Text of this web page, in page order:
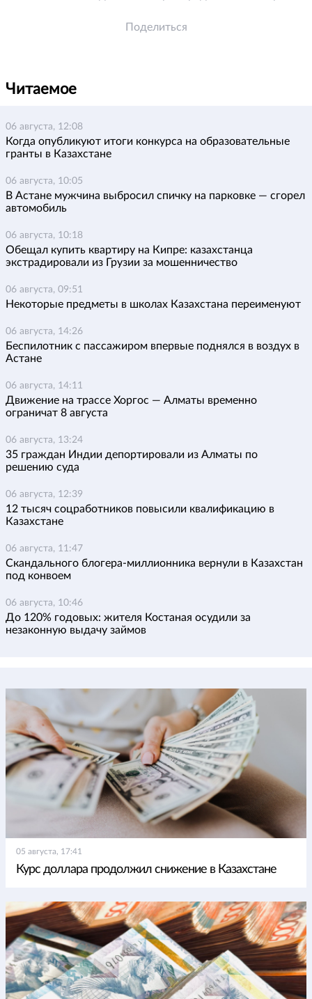
Поделиться
Читаемое
06 августа, 12:08
Когда опубликуют итоги конкурса на образовательные
гранты в Казахстане
06 августа, 10:05
В Астане мужчина выбросил спичку на парковке — сгорел
автомобиль
06 августа, 10:18
Обещал купить квартиру на Кипре: казахстанца
экстрадировали из Грузии за мошенничество
06 августа, 09:51
Некоторые предметы в школах Казахстана переименуют
06 августа, 14:26
Беспилотник с пассажиром впервые поднялся в воздух в
Астане
06 августа, 14:11
Движение на трассе Хоргос — Алматы временно
ограничат 8 августа
06 августа, 13:24
35 граждан Индии депортировали из Алматы по
решению суда
06 августа, 12:39
12 тысяч соцработников повысили квалификацию в
Казахстане
06 августа, 11:47
Скандального блогера-миллионника вернули в Казахстан
под конвоем
06 августа, 10:46
До 120% годовых: жителя Костаная осудили за
незаконную выдачу займов
05 августа, 17:41
Курс доллара продолжил снижение в Казахстане